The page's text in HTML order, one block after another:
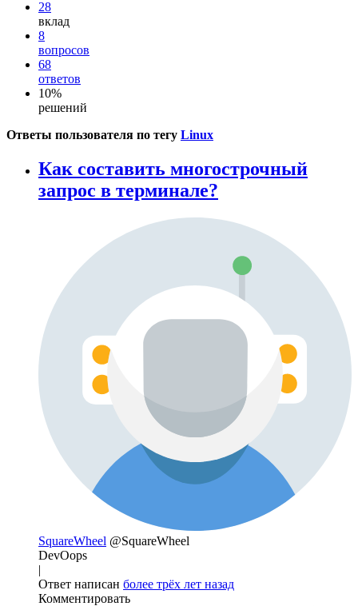
28
вклад
8
вопросов
68
ответов
10%
решений
Ответы пользователя по тегу Linux
Как составить многострочный
запрос в терминале?
SquareWheel @SquareWheel
DevOops
|
Ответ написан более трёх лет назад
Комментировать